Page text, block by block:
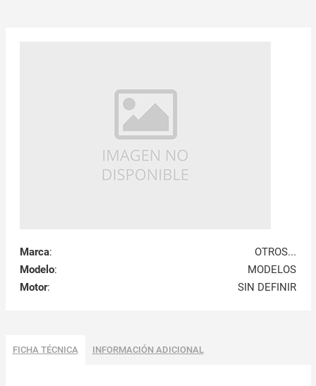
Marca:
OTROS...
Modelo:
MODELOS
Motor: SIN DEFINIR
FICHA TÉCNICA INFORMACIÓN ADICIONAL